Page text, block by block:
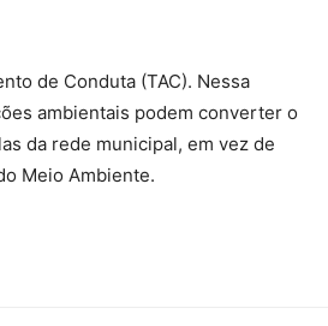
de Conduta (TAC). Nessa
ambientais podem converter o
da rede municipal, em vez de
Meio Ambiente.